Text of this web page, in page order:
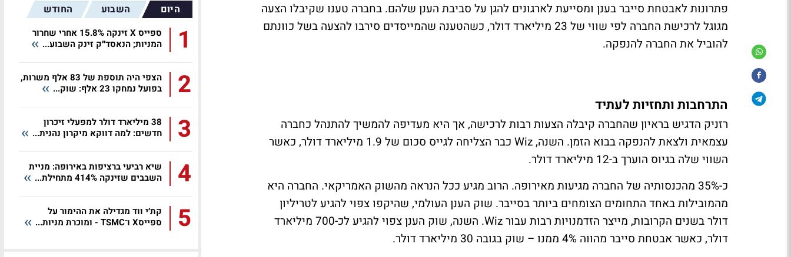
פתרונות לאבטחת סייבר בענן ומסייעת לארגונים להגן על סביבת הענן שלהם. בחברה טענו שקיבלו הצעה
מגוגל לרכישת החברה לפי שווי של 23 מיליארד דולר, כשהטענה שהמייסדים סירבו להצעה בשל כוונתם
להוביל את החברה להנפקה.
התרחבות ותחזיות לעתיד
רזניק הדגיש בראיון שהחברה קיבלה הצעות רבות לרכישה, אך היא מעדיפה להמשיך להתנהל כחברה
עצמאית ולצאת להנפקה בבוא הזמן. השנה, Wiz כבר הצליחה לגייס סכום של 1.9 מיליארד דולר, כאשר
השווי שלה בגיוס הוערך ב-12 מיליארד דולר.
כ-35% מהכנסותיה של החברה מגיעות מאירופה. הרוב מגיע ככל הנראה מהשוק האמריקאי. החברה היא
מהמובילות באחד התחומים הצומחים ביותר בסייבר. שוק הענן העולמי, שהיקפו צפוי להגיע לטריליון
דולר בשנים הקרובות, מייצר הזדמנויות רבות עבור Wiz. השנה, שוק הענן צפוי להגיע לכ-700 מיליארד
דולר, כאשר אבטחת סייבר מהווה 4% ממנו – שוק בגובה 30 מיליארד דולר.
היום השבוע החודש
1
ספייס X זינקה 15.8% אחרי שחרור
המניות; הנאסד״ק זינק השבוע...
2
הצפי היה תוספת של 83 אלף משרות,
בפועל נמחקו 23 אלף: שוק...
3
38 מיליארד דולר למפעלי זיכרון
חדשים: למה דווקא מיקרון נהנית...
4
שיא רביעי ברציפות באירופה: מניית
השבבים שזינקה 414% מתחילת...
5
קת׳י ווד מגדילה את ההימור על
ספייסX ו־TSMC - ומוכרת מניות...